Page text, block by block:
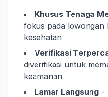
Khusus Tenaga
fokus pada lowongan
kesehatan
Verifikasi
diverifikasi untuk
keamanan
Lamar Langsung -